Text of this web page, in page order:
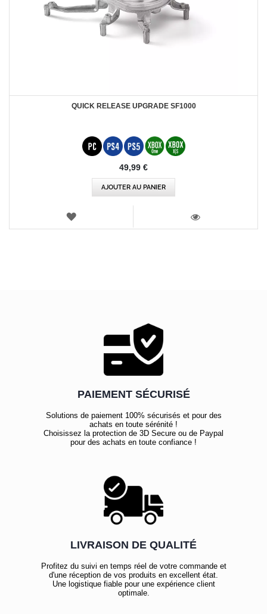
QUICK RELEASE UPGRADE SF1000
49,99 €
AJOUTER AU PANIER
AJOUTER
VOIR
PAIEMENT SÉCURISÉ
Solutions de paiement 100% sécurisés et pour des
achats en toute sérénité !
Choisissez la protection de 3D Secure ou de Paypal
pour des achats en toute confiance !
LIVRAISON DE QUALITÉ
Profitez du suivi en temps réel de votre commande et
d'une réception de vos produits en excellent état.
Une logistique fiable pour une expérience client
optimale.